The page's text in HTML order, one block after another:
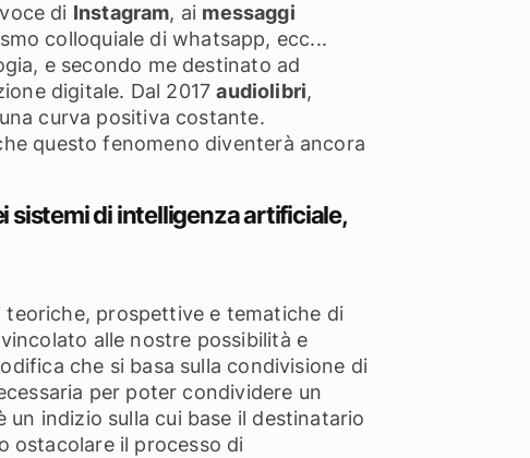
di Instagram, ai messaggi
colloquiale di whatsapp, ecc...
e secondo me destinato ad
digitale. Dal 2017audiolibri,
curva positiva costante.
questo fenomeno diventerà ancora
sistemi di intelligenza artificiale,
prospettive e tematiche di
alle nostre possibilità e
che si basa sulla condivisione di
per poter condividere un
indizio sulla cui base il destinatario
ostacolare il processo di